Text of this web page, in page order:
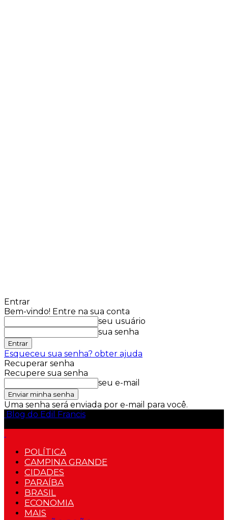
Entrar
Bem-vindo! Entre na sua conta
seu usuário
sua senha
Esqueceu sua senha? obter ajuda
Recuperar senha
Recupere sua senha
seu e-mail
Uma senha será enviada por e-mail para você.
Blog do Edil Francis
POLÍTICA
CAMPINA GRANDE
CIDADES
PARAÍBA
BRASIL
ECONOMIA
MAIS